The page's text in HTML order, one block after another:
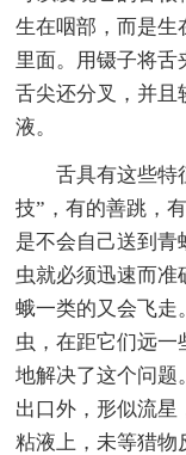
生在咽部，而是生
里面。用镊子将舌
舌尖还分叉，并且
液。
舌具有这些特
技”，有的善跳，
是不会自己送到青
虫就必须迅速而准
蛾一类的又会飞走
虫，在距它们远一
地解决了这个问题
出口外，形似流星
粘液上，未等猎物